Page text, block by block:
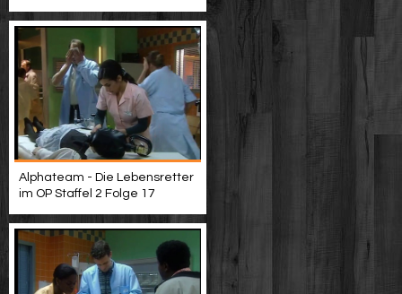
Alphateam - Die Lebensretter
im OP Staffel 2 Folge 17